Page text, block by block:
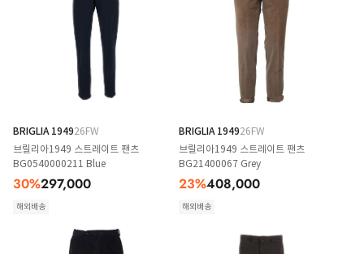
BRIGLIA 194926FW
브릴리아1949 스트레이트 팬츠
BG0540000211 Blue
30%297,000
해외배송
BRIGLIA 194926FW
브릴리아1949 스트레이트 팬츠
BG21400067 Grey
23%408,000
해외배송